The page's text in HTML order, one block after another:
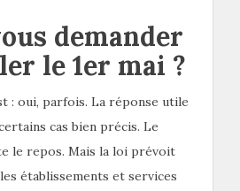
demander
le 1er mai ?
: oui, parfois. La réponse utile
cas bien précis. Le
le repos. Mais la loi prévoit
établissements et services